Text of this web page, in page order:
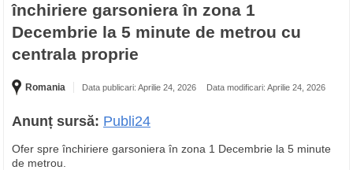
închiriere garsoniera în zona 1
Decembrie la 5 minute de metrou cu
centrala proprie
Romania Data publicari: Aprilie 24, 2026 Data modificari: Aprilie 24, 2026
Anunț sursă: Publi24
Ofer spre închiriere garsoniera în zona 1 Decembrie la 5 minute
de metrou.